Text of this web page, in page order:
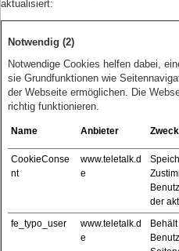
aktualisiert:
Notwendig (2)
Notwendige Cookies helfen dabei,
sie Grundfunktionen wie
der Webseite ermöglichen. Die
richtig funktionieren.
Name Anbieter Zweck
CookieConse
nt
www.teletalk.d
e
der
fe_typo_user
www.teletalk.d
e